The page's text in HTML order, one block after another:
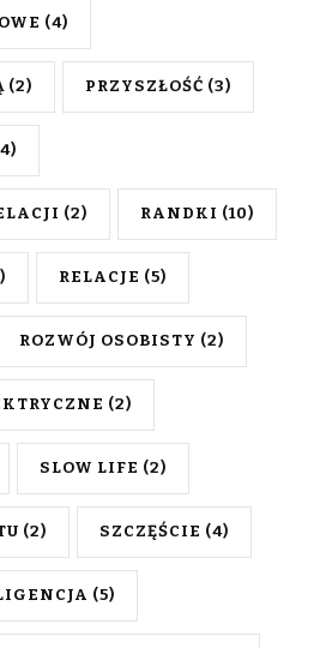
(4)
(2) PRZYSZŁOŚĆ (3)
(2) RANDKI (10)
RELACJE (5)
ROZWÓJ OSOBISTY (2)
(2)
SLOW LIFE (2)
(2) SZCZĘŚCIE (4)
(5)